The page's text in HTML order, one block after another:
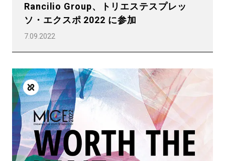
Rancilio Group、トリエステスプレッ
ソ・エクスポ 2022 に参加
7.09.2022